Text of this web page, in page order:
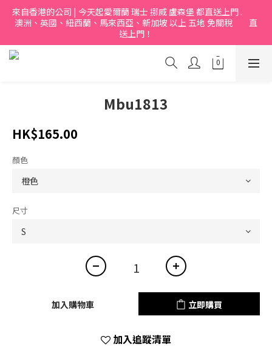
來自香港的公司 | 今天起愛爾蘭 瑞士 挪烕 盧森堡 都直送上門 .
澳洲、英國、紐西蘭、馬來西亞、新加坡 以上 五地 免關稅         直
送上門！
Mbu1813
HK$165.00
顏色
尺寸
加入購物車 立即購買
加入追蹤清單